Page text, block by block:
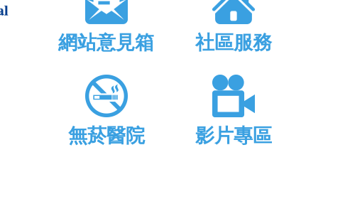
網站意見箱 社區服務
無菸醫院 影片專區